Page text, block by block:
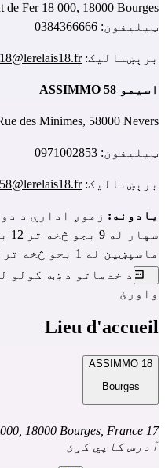
de Fer 18 000, 18000 Bourges
ټیلیفون: 0384366666
برېښنالیک:
اسیمو ASSIMMO 58
des Minimes, 58000 Nevers
ټیلیفون: 0971002853
برېښنالیک:
یادونه:
ماسپښین له 1 بجو څخه تر 5 بجو پورې خلاص وي.
د خدماتو د ښه کولو
واورئ
Lieu d'accueil
ASSIMMO 18
Bourges
17 Rue de la Font de Fer 18 000, 18000 Bourges, France
آدرس کاپي کړئ